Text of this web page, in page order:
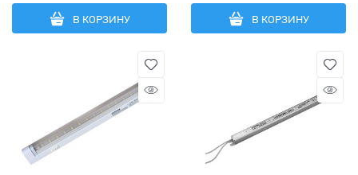
В КОРЗИНУ В КОРЗИНУ